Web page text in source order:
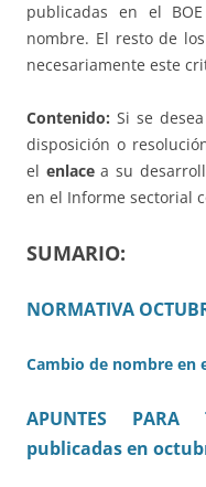
publicadas en el
nombre. El resto de
necesariamente este
Contenido: Si se desea
disposición o
el enlacea su
en el Informe sectorial
SUMARIO:
NORMATIVA
Cambio de nombre en
APUNTES PARA
publicadas en